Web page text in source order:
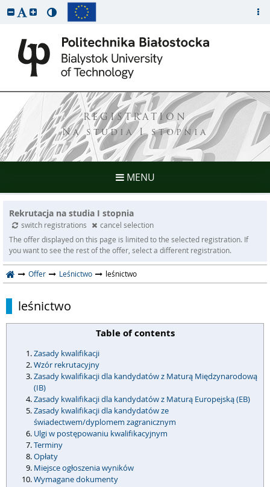
REGISTRATION
Na studia I stopnia
MENU
Rekrutacja na studia I stopnia
switch registrations
cancel selection
The offer displayed on this page is limited to the selected registration. If
you want to see the rest of the offer, select a different registration.
Offer Leśnictwo leśnictwo
leśnictwo
Table of contents
Zasady kwalifikacji
Wzór rekrutacyjny
Zasady kwalifikacji dla kandydatów z Maturą Międzynarodową
(IB)
Zasady kwalifikacji dla kandydatów z Maturą Europejską (EB)
Zasady kwalifikacji dla kandydatów ze
świadectwem/dyplomem zagranicznym
Ulgi w postępowaniu kwalifikacyjnym
Terminy
Opłaty
Miejsce ogłoszenia wyników
Wymagane dokumenty